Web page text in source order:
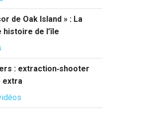
de Oak Island » : La
de l’île
: extraction‑shooter
extra